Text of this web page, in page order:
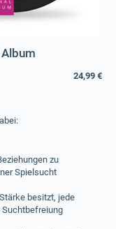
24,99 €
zu
Spielsucht
besitzt, jede
Suchtbefreiung